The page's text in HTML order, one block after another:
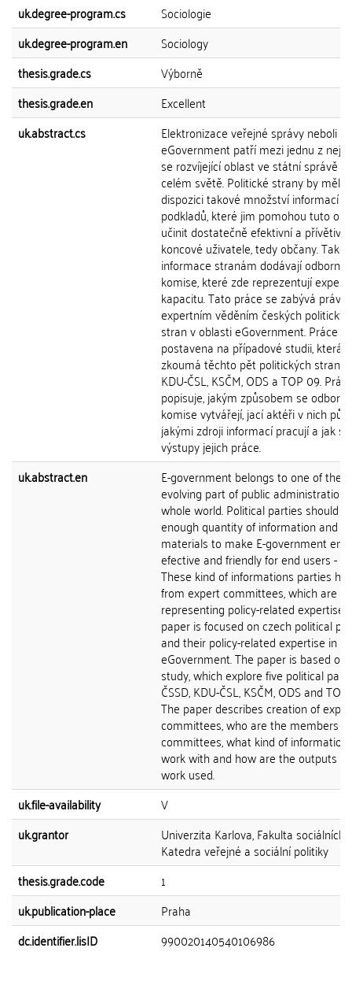
uk.degree-program.cs
Sociologie
uk.degree-program.en
Sociology
thesis.grade.cs
Výborně
thesis.grade.en
Excellent
uk.abstract.cs
Elektronizace veřejné správy neboli
eGovernment patří mezi jednu z
se rozvíjející oblast ve státní správě
celém světě. Politické strany by měly
dispozici takové množství informací a
podkladů, které jim pomohou tuto
učinit dostatečně efektivní a
koncové uživatele, tedy občany.
informace stranám dodávají odborné
komise, které zde reprezentují
kapacitu. Tato práce se zabývá právě
expertním věděním českých
stran v oblasti eGovernment. Práce je
postavena na případové studii, která
zkoumá těchto pět politických stran:
KDU-ČSL, KSČM, ODS a TOP 09.
popisuje, jakým způsobem se odborné
komise vytvářejí, jací aktéři v nich
jakými zdroji informací pracují a jak
výstupy jejich práce.
uk.abstract.en
E-government belongs to one of the
evolving part of public administration
whole world. Political parties should
enough quantity of information and
materials to make E-government
efective and friendly for end users -
These kind of informations parties
from expert committees, which are
representing policy-related expertise.
paper is focused on czech political
and their policy-related expertise in
eGovernment. The paper is based on
study, which explore five political
ČSSD, KDU-ČSL, KSČM, ODS and
The paper describes creation of
committees, who are the members of
committees, what kind of
work with and how are the outputs
work used.
uk.file-availability
V
uk.grantor
Univerzita Karlova, Fakulta sociálních
Katedra veřejné a sociální politiky
thesis.grade.code
1
uk.publication-place
Praha
dc.identifier.lisID
990020140540106986